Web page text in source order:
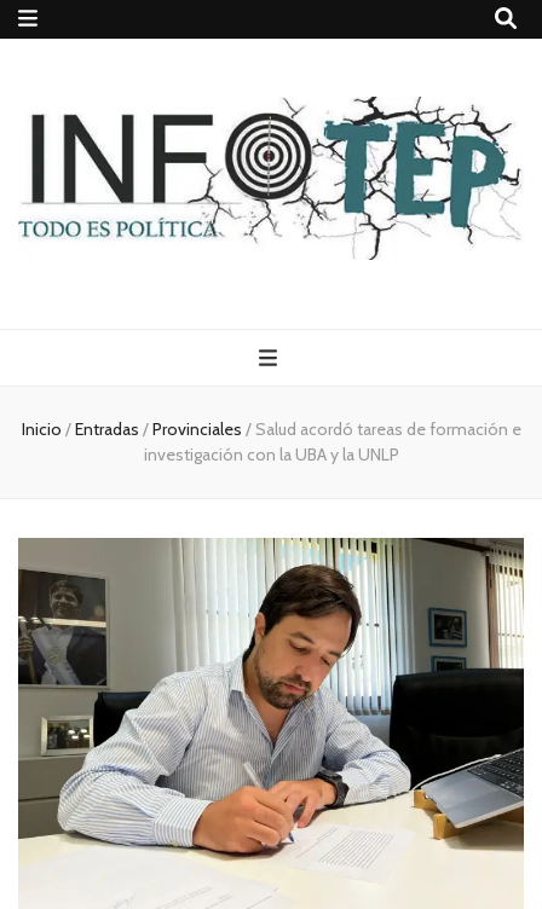
Todo es
(rosca)
política
Inicio /Entradas /Provinciales / Salud acordó tareas de formación e
investigación con la UBA y la UNLP